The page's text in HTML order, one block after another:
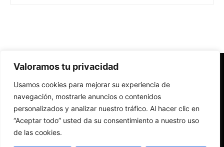
Valoramos tu privacidad
Usamos cookies para mejorar su experiencia de
navegación, mostrarle anuncios o contenidos
personalizados y analizar nuestro tráfico. Al hacer clic en
“Aceptar todo” usted da su consentimiento a nuestro uso
de las cookies.
Redes Cristianas
Una mirada alternativa sobre la Iglesia católica y la sociedad
- Colectivos de Redes Cristianas